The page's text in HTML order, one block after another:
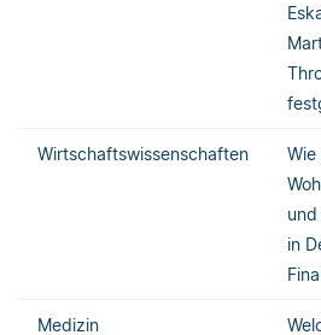
Wirtschaftswissenschaften
in
Medizin